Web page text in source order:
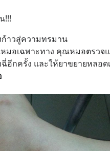
!!!
ก้าวสู่ความทรมาน
มอเฉพาะทาง คุณหมอตรวจ
ฉี่อีกครั้ง และให้ยาขยายหลอด